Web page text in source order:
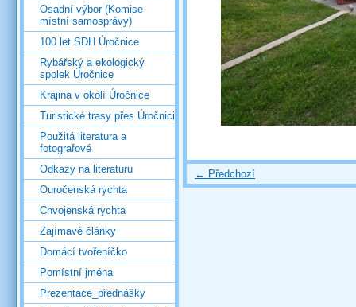
← Předchozí
Osadní výbor (Komise
místní samosprávy)
100 let SDH Úročnice
Rybářský a ekologický
spolek Úročnice
Krajina v okolí Úročnice
Turistické trasy přes Úročnici
Použitá literatura a
fotografové
Odkazy na literaturu
Ouročenská rychta
Chvojenská rychta
Zajímavé články
Domácí tvořeníčko
Pomístní jména
Prezentace_přednášky